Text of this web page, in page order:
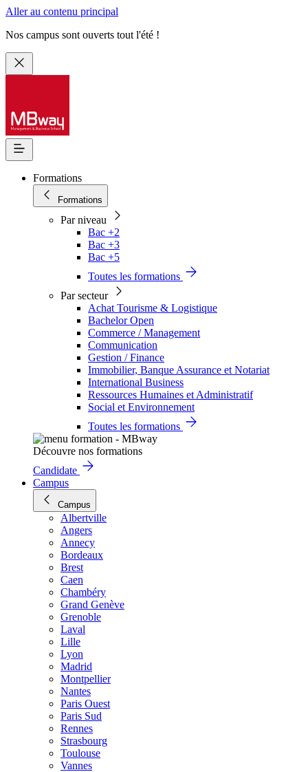
Aller au contenu principal
Nos campus sont ouverts tout l'été !
Formations
Formations
Par niveau
Bac +2
Bac +3
Bac +5
Toutes les formations
Par secteur
Achat Tourisme & Logistique
Bachelor Open
Commerce / Management
Communication
Gestion / Finance
Immobilier, Banque Assurance et Notariat
International Business
Ressources Humaines et Administratif
Social et Environnement
Toutes les formations
Découvre nos formations
Candidate
Campus
Campus
Albertville
Angers
Annecy
Bordeaux
Brest
Caen
Chambéry
Grand Genève
Grenoble
Laval
Lille
Lyon
Madrid
Montpellier
Nantes
Paris Ouest
Paris Sud
Rennes
Strasbourg
Toulouse
Vannes